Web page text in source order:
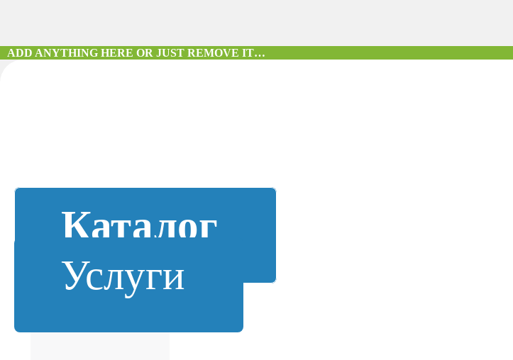
ADD ANYTHING HERE OR JUST REMOVE IT…
Каталог
Услуги